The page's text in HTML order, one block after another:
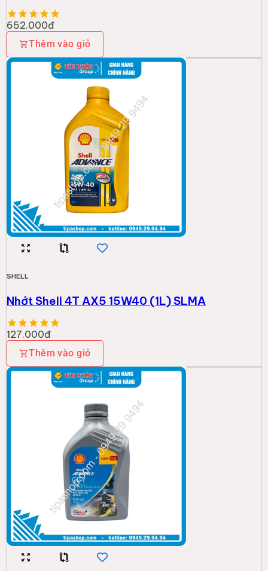
652.000đ
Thêm vào giỏ
SHELL
Nhớt Shell 4T AX5 15W40 (1L) SLMA
127.000đ
Thêm vào giỏ